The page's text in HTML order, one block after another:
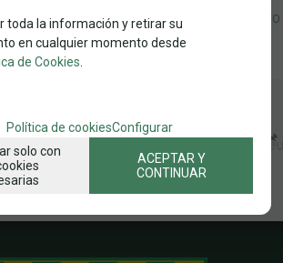
SOLICITAR MÁS INFO
toda la información y retirar su
en cualquier momento desde
de Cookies
Política de cookiesConfigurar
solo con
ACEPTAR Y
CONTINUAR